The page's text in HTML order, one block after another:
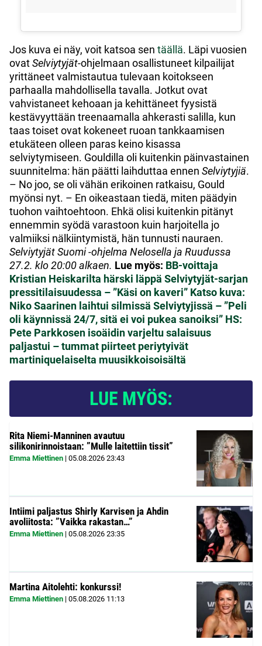
Jos kuva ei näy, voit katsoa sen täällä. Läpi vuosien
ovatSelviytyjät-ohjelmaan osallistuneet kilpailijat
yrittäneet valmistautua tulevaan koitokseen
parhaalla mahdollisella tavalla. Jotkut ovat
vahvistaneet kehoaan ja kehittäneet fyysistä
kestävyyttään treenaamalla ahkerasti salilla, kun
taas toiset ovat kokeneet ruoan tankkaamisen
etukäteen olleen paras keino kisassa
selviytymiseen. Gouldilla oli kuitenkin päinvastainen
suunnitelma: hän päätti laihduttaa ennen Selviytyjiä.
– No joo, se oli vähän erikoinen ratkaisu, Gould
myönsi nyt. – En oikeastaan tiedä, miten päädyin
tuohon vaihtoehtoon. Ehkä olisi kuitenkin pitänyt
ennemmin syödä varastoon kuin harjoitella jo
valmiiksi nälkiintymistä, hän tunnusti nauraen.
Selviytyjät Suomi -ohjelma Nelosella ja Ruudussa
27.2. klo 20:00 alkaen. Lue myös: BB-voittaja
Kristian Heiskarilta härski läppä Selviytyjät-sarjan
pressitilaisuudessa – ”Käsi on kaveri” Katso kuva:
Niko Saarinen laihtui silmissä Selviytyjissä – ”Peli
oli käynnissä 24/7, sitä ei voi pukea sanoiksi” HS:
Pete Parkkosen isoäidin varjeltu salaisuus
paljastui – tummat piirteet periytyivät
martiniquelaiselta muusikkoisoisältä
LUE MYÖS:
Rita Niemi-Manninen avautuu
silikonirinnoistaan: ”Mulle laitettiin tissit”
Emma Miettinen | 05.08.2026 23:43
Intiimi paljastus Shirly Karvisen ja Ahdin
avoliitosta: ”Vaikka rakastan…”
Emma Miettinen | 05.08.2026 23:35
Martina Aitolehti: konkurssi!
Emma Miettinen | 05.08.2026 11:13